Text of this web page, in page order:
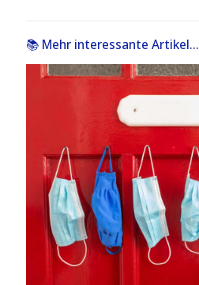
📚 Mehr interessante Artikel...